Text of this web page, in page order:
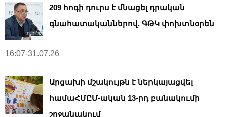
209 հոգի դուրս է մնացել դրական
գնահատականներով. ԳԹԿ փոխտնօրեն
16:07-31.07.26
Արցախի մշակույթն է ներկայացվել
համաՀՄԸՄ-ական 13-րդ բանակումի
շրջանակում